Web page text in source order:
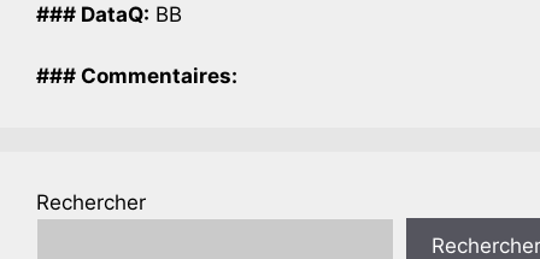
### DataQ: BB
### Commentaires:
Rechercher
Rechercher